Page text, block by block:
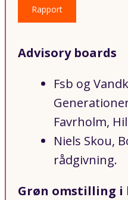
Rapport
Advisory boards
Fsb og
Favrholm,
Niels Skou,
rådgivning.
Grøn omstilling